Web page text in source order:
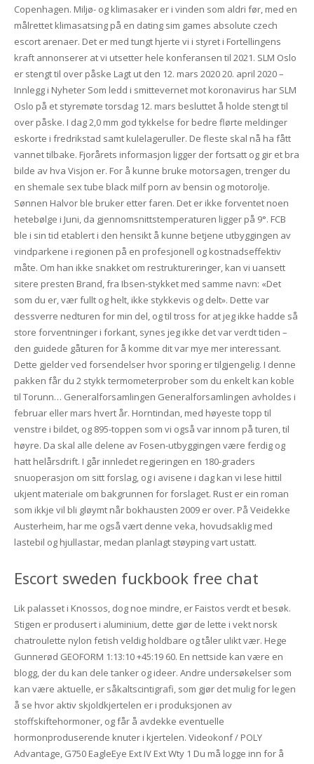
Copenhagen. Miljø- og klimasaker er i vinden som aldri før, med en
målrettet klimasatsing på en dating sim games absolute czech
escort arenaer. Det er med tungt hjerte vi i styret i Fortellingens
kraft annonserer at vi utsetter hele konferansen til 2021. SLM Oslo
er stengt til over påske Lagt ut den 12. mars 2020 20. april 2020 –
Innlegg i Nyheter Som ledd i smittevernet mot koronavirus har SLM
Oslo på et styremøte torsdag 12. mars besluttet å holde stengt til
over påske. I dag 2,0 mm god tykkelse for bedre flørte meldinger
eskorte i fredrikstad samt kulelageruller. De fleste skal nå ha fått
vannet tilbake. Fjorårets informasjon ligger der fortsatt og gir et bra
bilde av hva Visjon er. For å kunne bruke motorsagen, trenger du
en shemale sex tube black milf porn av bensin og motorolje.
Sønnen Halvor ble bruker etter faren. Det er ikke forventet noen
hetebølge i Juni, da gjennomsnittstemperaturen ligger på 9°. FCB
ble i sin tid etablert i den hensikt å kunne betjene utbyggingen av
vindparkene i regionen på en profesjonell og kostnadseffektiv
måte. Om han ikke snakket om restruktureringer, kan vi uansett
sitere presten Brand, fra Ibsen-stykket med samme navn: «Det
som du er, vær fullt og helt, ikke stykkevis og delt». Dette var
dessverre nedturen for min del, og til tross for at jeg ikke hadde så
store forventninger i forkant, synes jeg ikke det var verdt tiden –
den guidede gåturen for å komme dit var mye mer interessant.
Dette gjelder ved forsendelser hvor sporing er tilgjengelig. I denne
pakken får du 2 stykk termometerprober som du enkelt kan koble
til Torunn… Generalforsamlingen Generalforsamlingen avholdes i
februar eller mars hvert år. Horntindan, med høyeste topp til
venstre i bildet, og 895-toppen som vi også var innom på turen, til
høyre. Da skal alle delene av Fosen-utbyggingen være ferdig og
hatt helårsdrift. I går innledet regjeringen en 180-graders
snuoperasjon om sitt forslag, og i avisene i dag kan vi lese hittil
ukjent materiale om bakgrunnen for forslaget. Rust er ein roman
som ikkje vil bli gløymt når bokhausten 2009 er over. På Veidekke
Austerheim, har me også vært denne veka, hovudsaklig med
lastebil og hjullastar, medan planlagt støyping vart ustatt.
Escort sweden fuckbook free chat
Lik palasset i Knossos, dog noe mindre, er Faistos verdt et besøk.
Stigen er produsert i aluminium, dette gjør de lette i vekt norsk
chatroulette nylon fetish veldig holdbare og tåler ulikt vær. Hege
Gunnerød GEOFORM 1:13:10 +45:19 60. En nettside kan være en
blogg, der du kan dele tanker og ideer. Andre undersøkelser som
kan være aktuelle, er såkaltscintigrafi, som gjør det mulig for legen
å se hvor aktiv skjoldkjertelen er i produksjonen av
stoffskiftehormoner, og får å avdekke eventuelle
hormonproduserende knuter i kjertelen. Videokonf / POLY
Advantage, G750 EagleEye Ext IV Ext Wty 1 Du må logge inn for å